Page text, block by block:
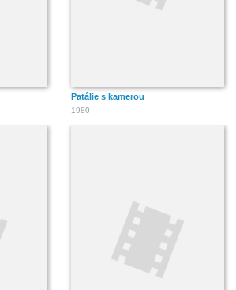
Patálie s kamerou
1980